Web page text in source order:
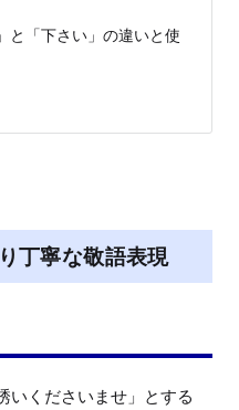
と「下さい」の違いと使
丁寧な敬語表現
いくださいませ」とする